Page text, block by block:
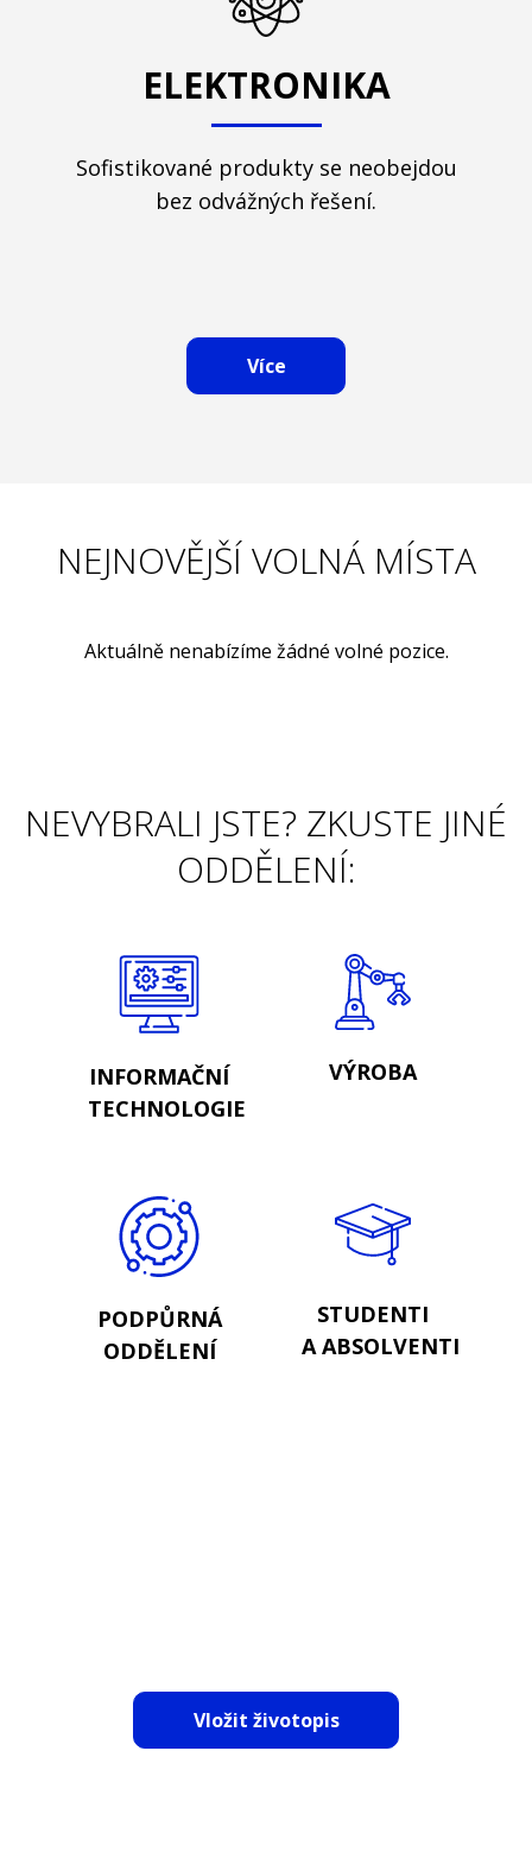
ELEKTRONIKA
Sofistikované produkty se neobejdou
bez odvážných řešení.
Více
NEJNOVĚJŠÍ VOLNÁ MÍSTA
Aktuálně nenabízíme žádné volné pozice.
NEVYBRALI JSTE? ZKUSTE JINÉ
ODDĚLENÍ:
INFORMAČNÍ
TECHNOLOGIE
VÝROBA
PODPŮRNÁ
ODDĚLENÍ
STUDENTI
A ABSOLVENTI
Vložit životopis